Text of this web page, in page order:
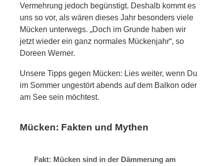
Vermehrung jedoch begünstigt. Deshalb kommt es
uns so vor, als wären dieses Jahr besonders viele
Mücken unterwegs. „Doch im Grunde haben wir
jetzt wieder ein ganz normales Mückenjahr“, so
Doreen Werner.
Unsere Tipps gegen Mücken: Lies weiter, wenn Du
im Sommer ungestört abends auf dem Balkon oder
am See sein möchtest.
Mücken: Fakten und Mythen
Fakt: Mücken sind in der Dämmerung am